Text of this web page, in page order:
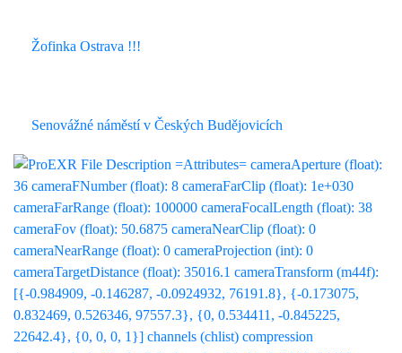
Žofinka Ostrava !!!
Senovážné náměstí v Českých Budějovicích